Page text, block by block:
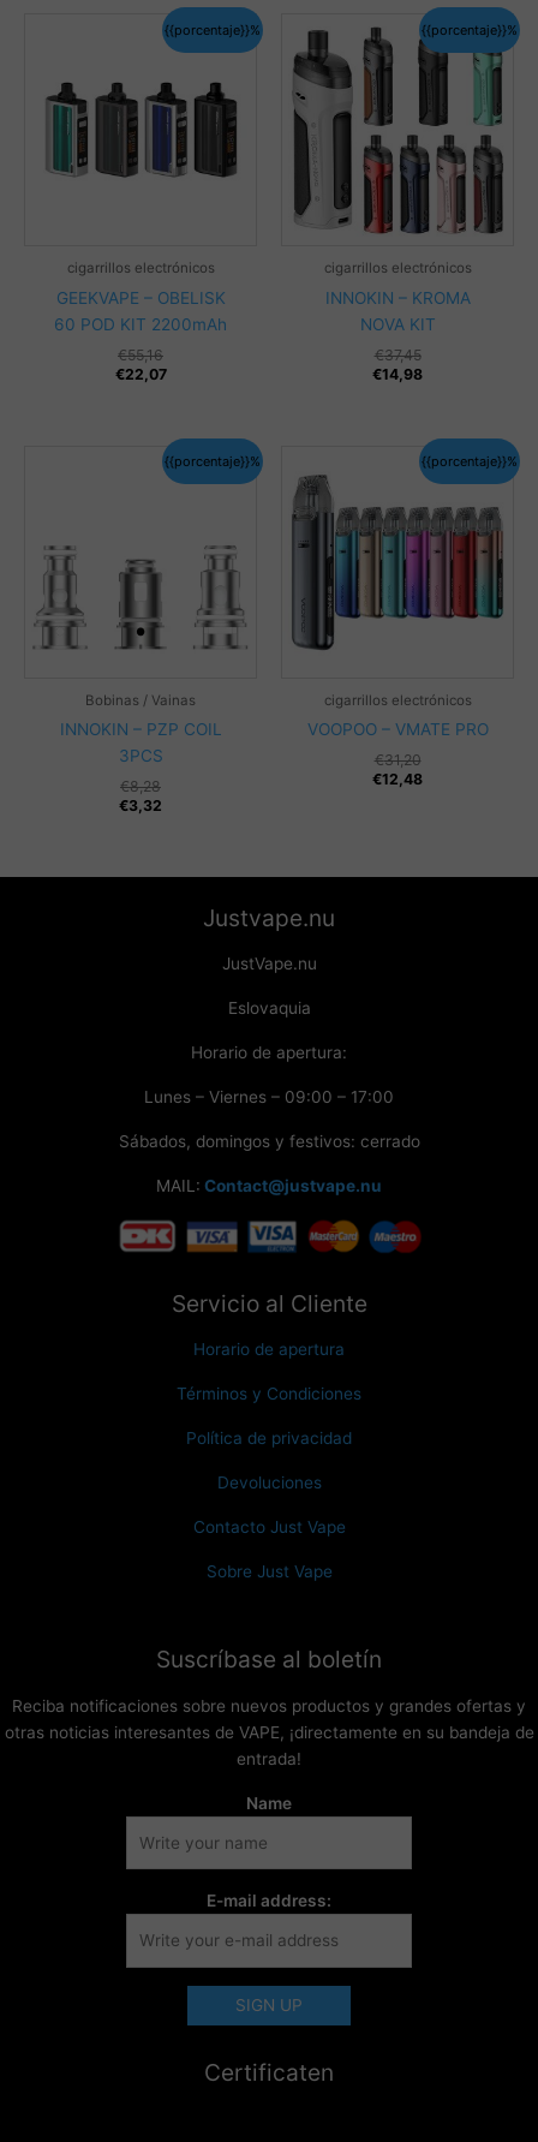
{{porcentaje}}%
cigarrillos electrónicos
GEEKVAPE – OBELISK
60 POD KIT 2200mAh
€55,16
€22,07
{{porcentaje}}%
cigarrillos electrónicos
INNOKIN – KROMA
NOVA KIT
€37,45
€14,98
{{porcentaje}}%
Bobinas / Vainas
INNOKIN – PZP COIL
3PCS
€8,28
€3,32
{{porcentaje}}%
cigarrillos electrónicos
VOOPOO – VMATE PRO
€31,20
€12,48
Justvape.nu
JustVape.nu
Eslovaquia
Horario de apertura:
Lunes – Viernes – 09:00 – 17:00
Sábados, domingos y festivos: cerrado
MAIL: Contact@justvape.nu
Servicio al Cliente
Horario de apertura
Términos y Condiciones
Política de privacidad
Devoluciones
Contacto Just Vape
Sobre Just Vape
Suscríbase al boletín
Reciba notificaciones sobre nuevos productos y grandes ofertas y
otras noticias interesantes de VAPE, ¡directamente en su bandeja de
entrada!
Name
E-mail address:
Certificaten